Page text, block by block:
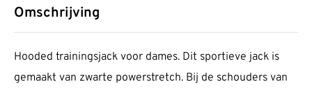
Omschrijving
Hooded trainingsjack voor dames. Dit sportieve jack is
gemaakt van zwarte powerstretch. Bij de schouders van